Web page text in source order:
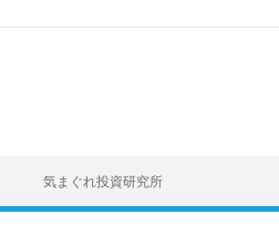
気まぐれ投資研究所